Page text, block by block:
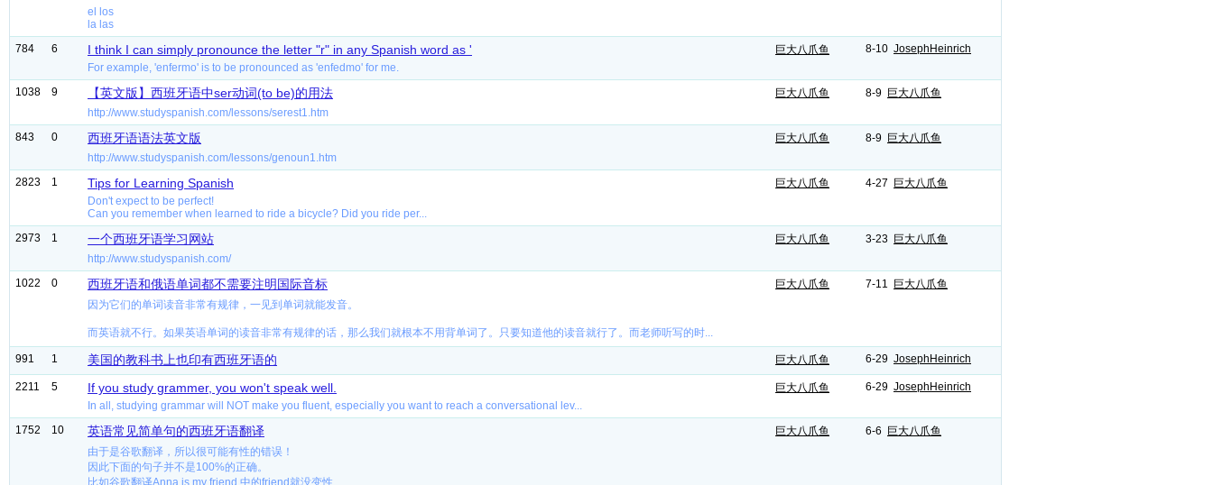
el los
la las
784 6 I think I can simply pronounce the letter "r" in any Spanish word as '
For example, 'enfermo' is to be pronounced as 'enfedmo' for me.
巨大八爪鱼 8-10 JosephHeinrich
1038 9 【英文版】西班牙语中ser动词(to be)的用法
http://www.studyspanish.com/lessons/serest1.htm
巨大八爪鱼 8-9 巨大八爪鱼
843 0 西班牙语语法英文版
http://www.studyspanish.com/lessons/genoun1.htm
巨大八爪鱼 8-9 巨大八爪鱼
2823 1 Tips for Learning Spanish
Don't expect to be perfect!
Can you remember when learned to ride a bicycle? Did you ride per...
巨大八爪鱼 4-27 巨大八爪鱼
2973 1 一个西班牙语学习网站
http://www.studyspanish.com/
巨大八爪鱼 3-23 巨大八爪鱼
1022 0 西班牙语和俄语单词都不需要注明国际音标
因为它们的单词读音非常有规律，一见到单词就能发音。
而英语就不行。如果英语单词的读音非常有规律的话，那么我们就根本不用背单词了。只要知道他的读音就行了。而老师听写的时...
巨大八爪鱼 7-11 巨大八爪鱼
991 1 美国的教科书上也印有西班牙语的 巨大八爪鱼 6-29 JosephHeinrich
2211 5 If you study grammer, you won't speak well.
In all, studying grammar will NOT make you fluent, especially you want to reach a conversational lev...
巨大八爪鱼 6-29 JosephHeinrich
1752 10 英语常见简单句的西班牙语翻译
由于是谷歌翻译，所以很可能有性的错误！
因此下面的句子并不是100%的正确。
比如谷歌翻译Anna is my friend.中的friend就没变性
巨大八爪鱼 6-6 巨大八爪鱼